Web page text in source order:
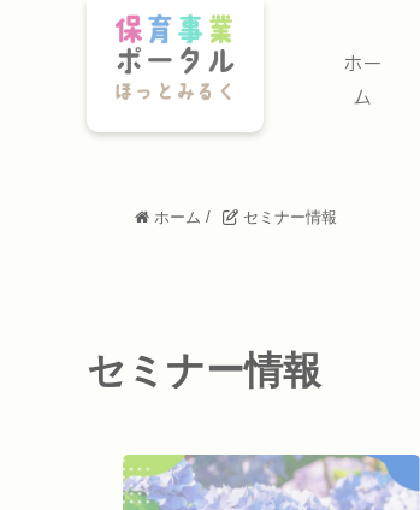
ホー
ム
ホーム / セミナー情報
セミナー情報